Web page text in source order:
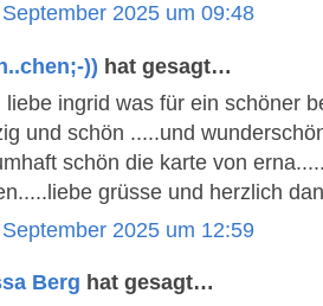
2025 um 09:48
)) hat gesagt…
liebe ingrid was für ein schöner
und schön .....und
schön die karte von
grüsse und herzlich
2025 um 12:59
Berg hat gesagt…